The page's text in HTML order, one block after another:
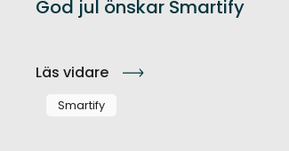
God jul önskar Smartify
Läs vidare
Smartify